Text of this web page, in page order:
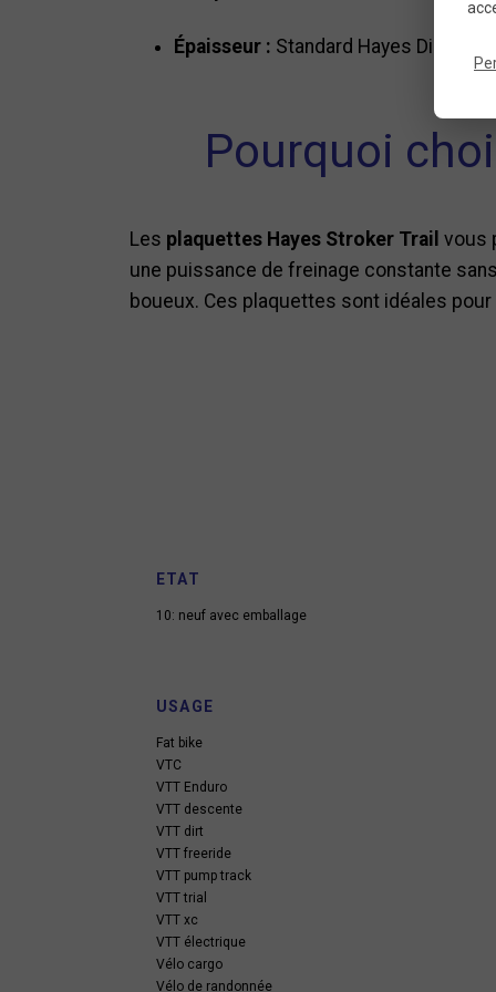
Épaisseur : Standard Hayes Disc24,
Pourquoi
Les plaquettes Hayes Stroker Trail vous
une puissance de freinage constante
boueux. Ces plaquettes sont idéales
ETAT
10: neuf avec emballage
USAGE
Fat bike
VTC
VTT Enduro
VTT descente
VTT dirt
VTT freeride
VTT pump track
VTT trial
VTT xc
VTT électrique
Vélo cargo
Vélo de randonnée